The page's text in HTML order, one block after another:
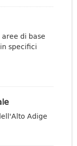
di base
specifici
Adige